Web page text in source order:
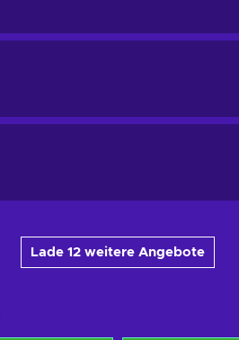
Lade 12 weitere Angebote